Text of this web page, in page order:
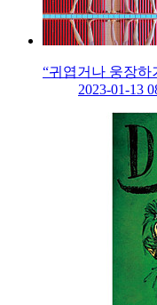
“귀엽거나 웅장하
2023-01-13